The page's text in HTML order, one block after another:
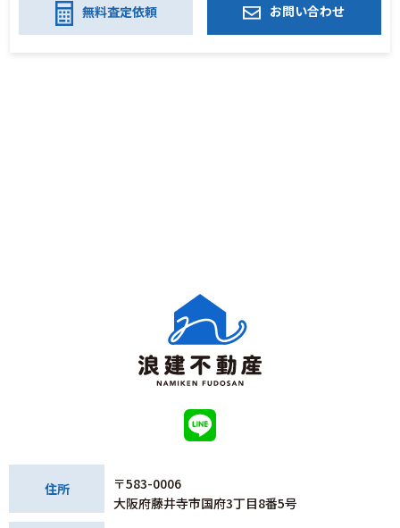
無料査定依頼 お問い合わせ
住所
〒583-0006
大阪府藤井寺市国府3丁目8番5号